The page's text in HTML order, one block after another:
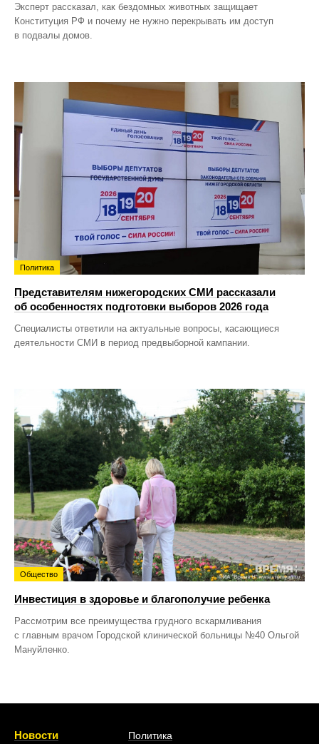
Эксперт рассказал, как бездомных животных защищает
Конституция РФ и почему не нужно перекрывать им доступ
в подвалы домов.
Политика
Представителям нижегородских СМИ рассказали
об особенностях подготовки выборов 2026 года
Специалисты ответили на актуальные вопросы, касающиеся
деятельности СМИ в период предвыборной кампании.
Общество
Инвестиция в здоровье и благополучие ребенка
Рассмотрим все преимущества грудного вскармливания
с главным врачом Городской клинической больницы №40 Ольгой
Мануйленко.
Новости
Политика